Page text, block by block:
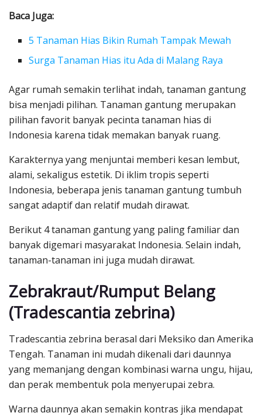
Baca Juga:
5 Tanaman Hias Bikin Rumah Tampak Mewah
Surga Tanaman Hias itu Ada di Malang Raya
Agar rumah semakin terlihat indah, tanaman gantung
bisa menjadi pilihan. Tanaman gantung merupakan
pilihan favorit banyak pecinta tanaman hias di
Indonesia karena tidak memakan banyak ruang.
Karakternya yang menjuntai memberi kesan lembut,
alami, sekaligus estetik. Di iklim tropis seperti
Indonesia, beberapa jenis tanaman gantung tumbuh
sangat adaptif dan relatif mudah dirawat.
Berikut 4 tanaman gantung yang paling familiar dan
banyak digemari masyarakat Indonesia. Selain indah,
tanaman-tanaman ini juga mudah dirawat.
Zebrakraut/Rumput Belang
(Tradescantia zebrina)
Tradescantia zebrina berasal dari Meksiko dan Amerika
Tengah. Tanaman ini mudah dikenali dari daunnya
yang memanjang dengan kombinasi warna ungu, hijau,
dan perak membentuk pola menyerupai zebra.
Warna daunnya akan semakin kontras jika mendapat